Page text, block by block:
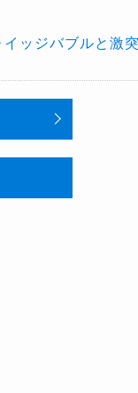
ッジバブルと激